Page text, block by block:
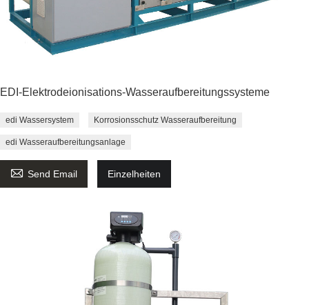
EDI-Elektrodeionisations-Wasseraufbereitungssysteme
edi Wassersystem Korrosionsschutz Wasseraufbereitung
edi Wasseraufbereitungsanlage
 Send Email Einzelheiten